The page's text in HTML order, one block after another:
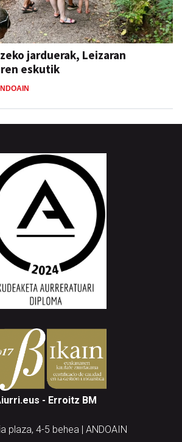
jarduerak, Leizaran
eskutik
- Erroitz BM
plaza, 4-5 behea | ANDOAIN